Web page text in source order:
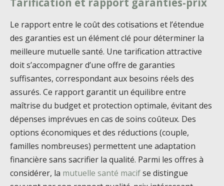
Le rapport entre le coût des cotisations et l’étendue
des garanties est un élément clé pour déterminer la
meilleure mutuelle santé. Une tarification attractive
doit s’accompagner d’une offre de garanties
suffisantes, correspondant aux besoins réels des
assurés. Ce rapport garantit un équilibre entre
maîtrise du budget et protection optimale, évitant des
dépenses imprévues en cas de soins coûteux. Des
options économiques et des réductions (couple,
familles nombreuses) permettent une adaptation
financière sans sacrifier la qualité. Parmi les offres à
considérer, la mutuelle santé macifse distingue